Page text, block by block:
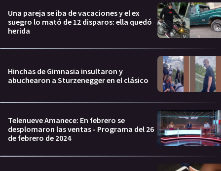
Una pareja se iba de vacaciones y el ex
suegro lo mató de 12 disparos: ella quedó
herida
Hinchas de Gimnasia insultaron y
abuchearon a Sturzenegger en el clásico
Telenueve Amanece: En febrero se
desplomaron las ventas - Programa del 26
de febrero de 2024